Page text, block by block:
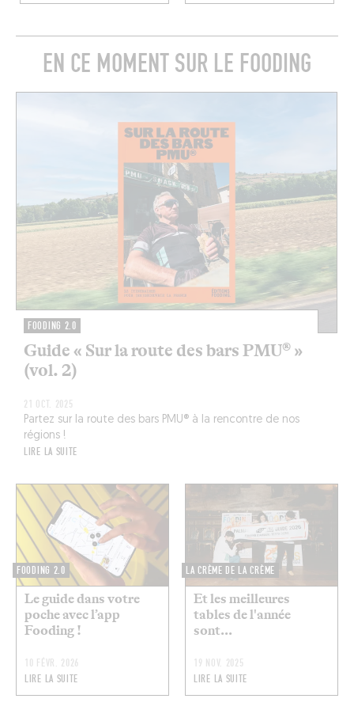
EN CE MOMENT SUR LE FOODING
FOODING 2.0
Guide « Sur la route des bars PMU® »
(vol. 2)
21 OCT. 2025
Partez sur la route des bars PMU® à la rencontre de nos
régions !
LIRE LA SUITE
FOODING 2.0
Le guide dans votre
poche avec l’app
Fooding !
10 FÉVR. 2026
LIRE LA SUITE
LA CRÈME DE LA CRÈME
Et les meilleures
tables de l'année
sont...
19 NOV. 2025
LIRE LA SUITE